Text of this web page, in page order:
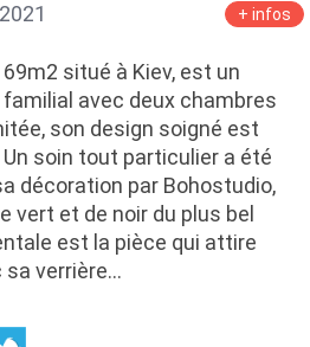
+ infos
situé à Kiev, est un
avec deux chambres
son design soigné est
soin tout particulier a été
décoration par Bohostudio,
vert et de noir du plus bel
est la pièce qui attire
sa verrière…